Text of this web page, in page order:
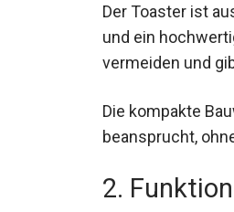
Der Toaster ist
und ein
vermeiden und
Die kompakte
beansprucht,
2.